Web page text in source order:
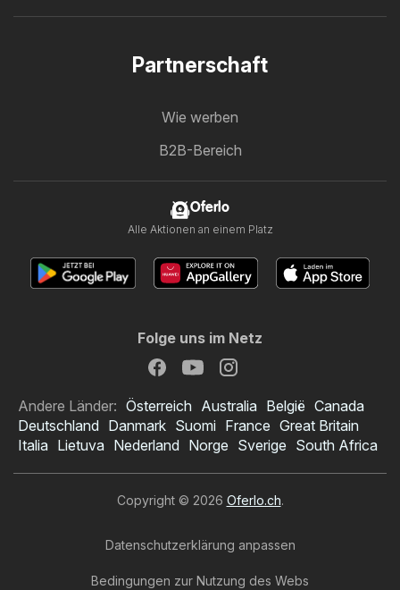
Partnerschaft
Wie werben
B2B-Bereich
Oferlo
Alle Aktionen an einem Platz
Folge uns im Netz
Andere Länder: Österreich Australia België Canada
Deutschland Danmark Suomi France Great Britain
Italia Lietuva Nederland Norge Sverige South Africa
Copyright © 2026 Oferlo.ch.
Datenschutzerklärung anpassen
Bedingungen zur Nutzung des Webs